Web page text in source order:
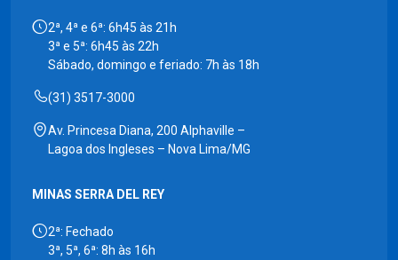
2ª, 4ª e 6ª: 6h45 às 21h
3ª e 5ª: 6h45 às 22h
Sábado, domingo e feriado: 7h às 18h
(31) 3517-3000
Av. Princesa Diana, 200 Alphaville –
Lagoa dos Ingleses – Nova Lima/MG
MINAS SERRA DEL REY
2ª: Fechado
3ª, 5ª, 6ª: 8h às 16h